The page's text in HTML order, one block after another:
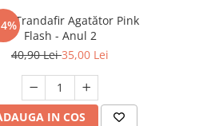
Trandafir Agatător Pink
Flash - Anul 2
40,90 Lei35,00 Lei
IN COS